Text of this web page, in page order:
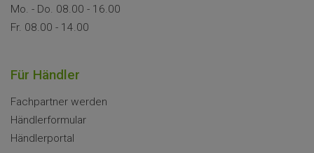
Mo. - Do. 08.00 - 16.00
Fr. 08.00 - 14.00
Für Händler
Fachpartner werden
Händlerformular
Händlerportal